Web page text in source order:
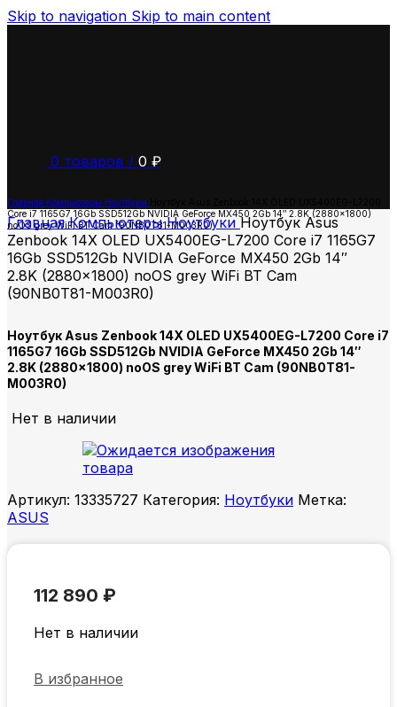
Skip to navigation Skip to main content
0 товаров / 0 ₽
Главная Компьютеры Ноутбуки
Core i7 1165G7 16Gb SSD512Gb NVIDIA GeForce MX450 2Gb 14″ 2.8K (2880×1800)
noOS grey WiFi BT Cam (90NB0T81-M003R0)
ГлавнаяКомпьютерыНоутбукиНоутбук Asus
Zenbook 14X OLED UX5400EG-L7200 Core i7 1165G7
16Gb SSD512Gb NVIDIA GeForce MX450 2Gb 14″
2.8K (2880×1800) noOS grey WiFi BT Cam
(90NB0T81-M003R0)
Ноутбук Asus Zenbook 14X OLED UX5400EG-L7200 Core i7
1165G7 16Gb SSD512Gb NVIDIA GeForce MX450 2Gb 14″
2.8K (2880×1800) noOS grey WiFi BT Cam (90NB0T81-
M003R0)
Нет в наличии
Артикул: 13335727 Категория: Ноутбуки Метка:
ASUS
112 890 ₽
Нет в наличии
В избранное